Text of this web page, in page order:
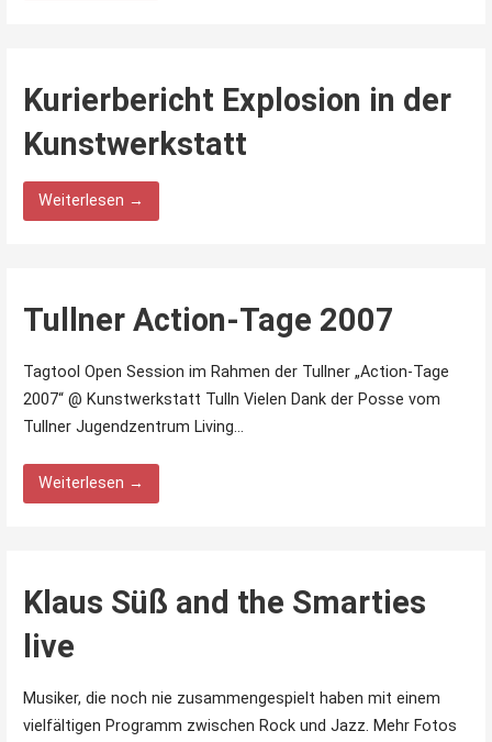
Kurierbericht Explosion in der
Kunstwerkstatt
Weiterlesen →
Tullner Action-Tage 2007
Tagtool Open Session im Rahmen der Tullner „Action-Tage
2007“ @ Kunstwerkstatt Tulln Vielen Dank der Posse vom
Tullner Jugendzentrum Living…
Weiterlesen →
Klaus Süß and the Smarties
live
Musiker, die noch nie zusammengespielt haben mit einem
vielfältigen Programm zwischen Rock und Jazz. Mehr Fotos